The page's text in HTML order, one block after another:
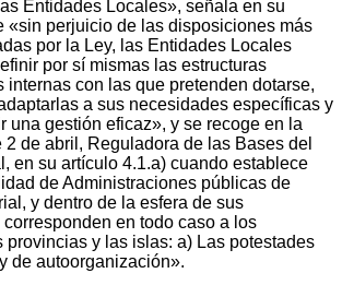
Entidades Locales», señala en su
«sin perjuicio de las disposiciones más
por la Ley, las Entidades Locales
por sí mismas las estructuras
internas con las que pretenden dotarse,
a sus necesidades específicas y
una gestión eficaz», y se recoge en la
2 de abril, Reguladora de las Bases del
en su artículo 4.1.a) cuando establece
de Administraciones públicas de
y dentro de la esfera de sus
en todo caso a los
provincias y las islas: a) Las potestades
de autoorganización».